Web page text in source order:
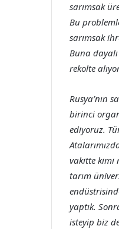
sarımsak
Bu
sarımsak
Buna
rekolte
Rusya’nın
birinci
ediyoruz.
vakitte kimi
tarım
yaptık.
isteyip biz